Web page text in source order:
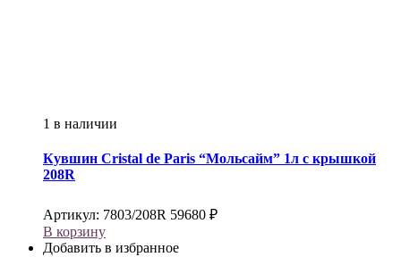
1 в наличии
Кувшин Cristal de Paris “Мольсайм” 1л с крышкой
208R
Артикул: 7803/208R 59680 ₽
В корзину
Добавить в избранное